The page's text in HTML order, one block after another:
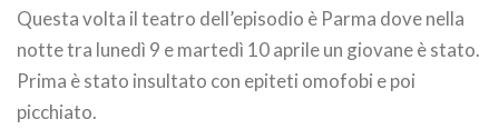
Questa volta il teatro dell’episodio è Parma dove nella
notte tra lunedì 9 e martedì 10 aprile un giovane è stato.
Prima è stato insultato con epiteti omofobi e poi
picchiato.